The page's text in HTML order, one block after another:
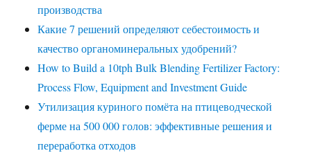
производства
Какие 7 решений определяют себестоимость и
качество органоминеральных удобрений?
How to Build a 10tph Bulk Blending Fertilizer Factory:
Process Flow, Equipment and Investment Guide
Утилизация куриного помёта на птицеводческой
ферме на 500 000 голов: эффективные решения и
переработка отходов